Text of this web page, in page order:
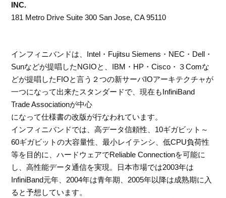
INC.
181 Metro Drive Suite 300 San Jose, CA 95110
インフィニバンドは、Intel・Fujitsu Siemens・NEC・Dell・
Sunなどが提唱したNGIOと、IBM・HP・Cisco・３Comな
どが提唱したFIOと言う２つの新サーバIOアーキテクチャが
一つになって出来たスタンダードで、現在もInfiniBand
Trade Associationが中心
になって仕様書の改版が行なわれています。
インフィニバンドでは、高データ信頼性、10ギガビット～
60ギガビットの大容量性、最小レイテンシ、低CPU負荷性
等を目的に、ハードウェアでReliable Connectionを可能に
し、高性能データ通信を実現。日本市場では2003年は
InfiniBand元年、2004年は青年期、2005年以降は成熟期に入
ると予想しています。